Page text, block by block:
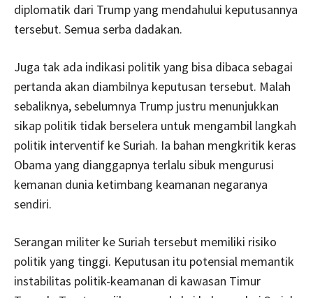
diplomatik dari Trump yang mendahului keputusannya
tersebut. Semua serba dadakan.
Juga tak ada indikasi politik yang bisa dibaca sebagai
pertanda akan diambilnya keputusan tersebut. Malah
sebaliknya, sebelumnya Trump justru menunjukkan
sikap politik tidak berselera untuk mengambil langkah
politik interventif ke Suriah. Ia bahan mengkritik keras
Obama yang dianggapnya terlalu sibuk mengurusi
kemanan dunia ketimbang keamanan negaranya
sendiri.
Serangan militer ke Suriah tersebut memiliki risiko
politik yang tinggi. Keputusan itu potensial memantik
instabilitas politik-keamanan di kawasan Timur